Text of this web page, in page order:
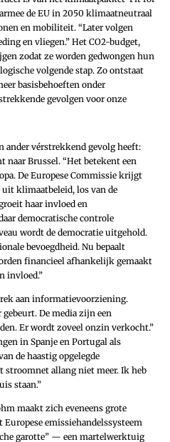
de EU in 2050 klimaatneutraal
en mobiliteit. “Later volgen
en vliegen.” Het CO2-budget,
zodat ze worden gedwongen hun
volgende stap. Zo ontstaat
basisbehoeften onder
gevolgen voor onze
ander vérstrekkend gevolg heeft:
naar Brussel. “Het betekent een
De Europese Commissie krijgt
klimaatbeleid, los van de
haar invloed en
democratische controle
wordt de democratie uitgehold.
bevoegdheid. Nu bepaalt
financieel afhankelijk gemaakt
invloed.”
aan informatievoorziening.
De media zijn een
Er wordt zoveel onzin verkocht.”
in Spanje en Portugal als
de haastig opgelegde
allang niet meer. Ik heb
staan.”
maakt zich eveneens grote
emissiehandelssysteem
garotte” — een martelwerktuig